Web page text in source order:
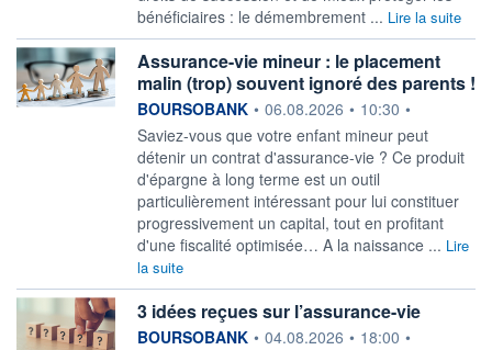
bénéficiaires : le démembrement ... Lire la suite
Assurance-vie mineur : le placement
malin (trop) souvent ignoré des parents !
information fournie par
BOURSOBANK • 06.08.2026 • 10:30 •
Saviez-vous que votre enfant mineur peut
détenir un contrat d'assurance-vie ? Ce produit
d'épargne à long terme est un outil
particulièrement intéressant pour lui constituer
progressivement un capital, tout en profitant
d'une fiscalité optimisée… A la naissance ... Lire
la suite
3 idées reçues sur l’assurance-vie
information fournie par
BOURSOBANK • 04.08.2026 • 18:00 •